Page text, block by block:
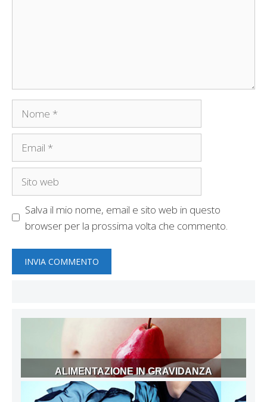
Salva il mio nome, email e sito web in questo
browser per la prossima volta che commento.
ALIMENTAZIONE IN GRAVIDANZA